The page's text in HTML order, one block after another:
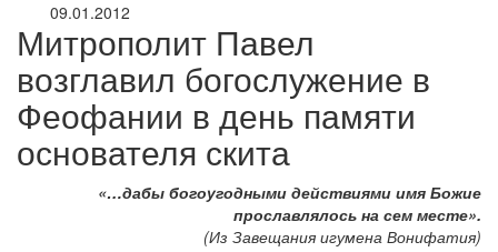
09.01.2012
Митрополит Павел
возглавил богослужение в
Феофании в день памяти
основателя скита
«…дабы богоугодными действиями имя Божие
прославлялось на сем месте».
(Из Завещания игумена Вонифатия)